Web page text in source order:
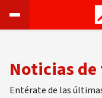
Noticias de
Entérate de las